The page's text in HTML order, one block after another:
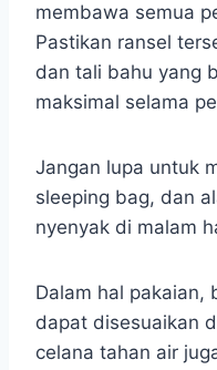
membawa semua
Pastikan ransel
dan tali bahu yang
maksimal selama
Jangan lupa untuk
sleeping bag, dan
nyenyak di malam
Dalam hal pakaian,
dapat disesuaikan
celana tahan air